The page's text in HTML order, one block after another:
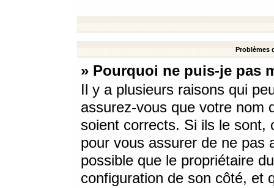
Problèmes
» Pourquoi ne puis-je pas
Il y a plusieurs raisons qui
assurez-vous que votre nom
soient corrects. Si ils le sont,
pour vous assurer de ne pas
possible que le propriétaire
configuration de son côté, et